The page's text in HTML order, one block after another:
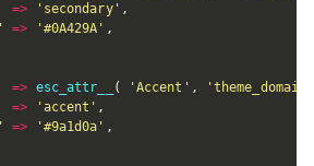
=> 'secondary' ,
=> '#0A429A' ,
=> esc_attr__ ( 'Accent' ,
'theme_domain'
=> 'accent' ,
=> '#9a1d0a' ,